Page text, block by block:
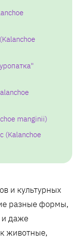
manginii)
(Kalanchoe
и культурных
разные формы,
и даже
животные,